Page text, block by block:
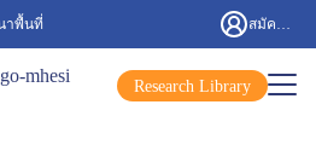
าพื้นที่
Research Library